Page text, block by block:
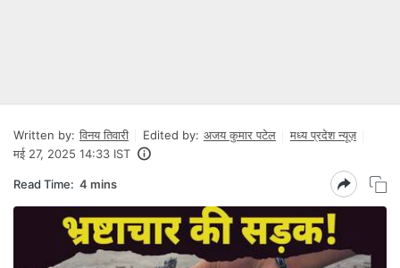
Written by: विनय तिवारी Edited by: अजय कुमार पटेल
मध्य प्रदेश न्यूज़
मई 27, 2025 14:33 IST
Read Time: 4 mins